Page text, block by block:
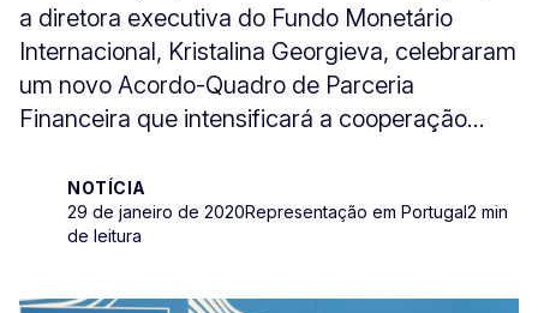
a diretora executiva do Fundo Monetário
Internacional, Kristalina Georgieva, celebraram
um novo Acordo-Quadro de Parceria
Financeira que intensificará a cooperação...
NOTÍCIA
29 de janeiro de 2020Representação em Portugal2 min
de leitura